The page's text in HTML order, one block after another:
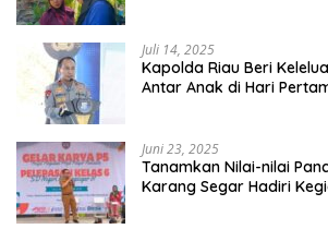
Juli 14, 2025
Kapolda Riau Beri
Antar Anak di Hari
Juni 23, 2025
Tanamkan Nilai-nilai
Karang Segar Hadiri